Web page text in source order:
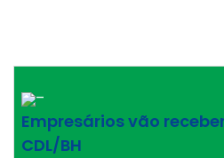
–
Empresários vão
CDL/BH